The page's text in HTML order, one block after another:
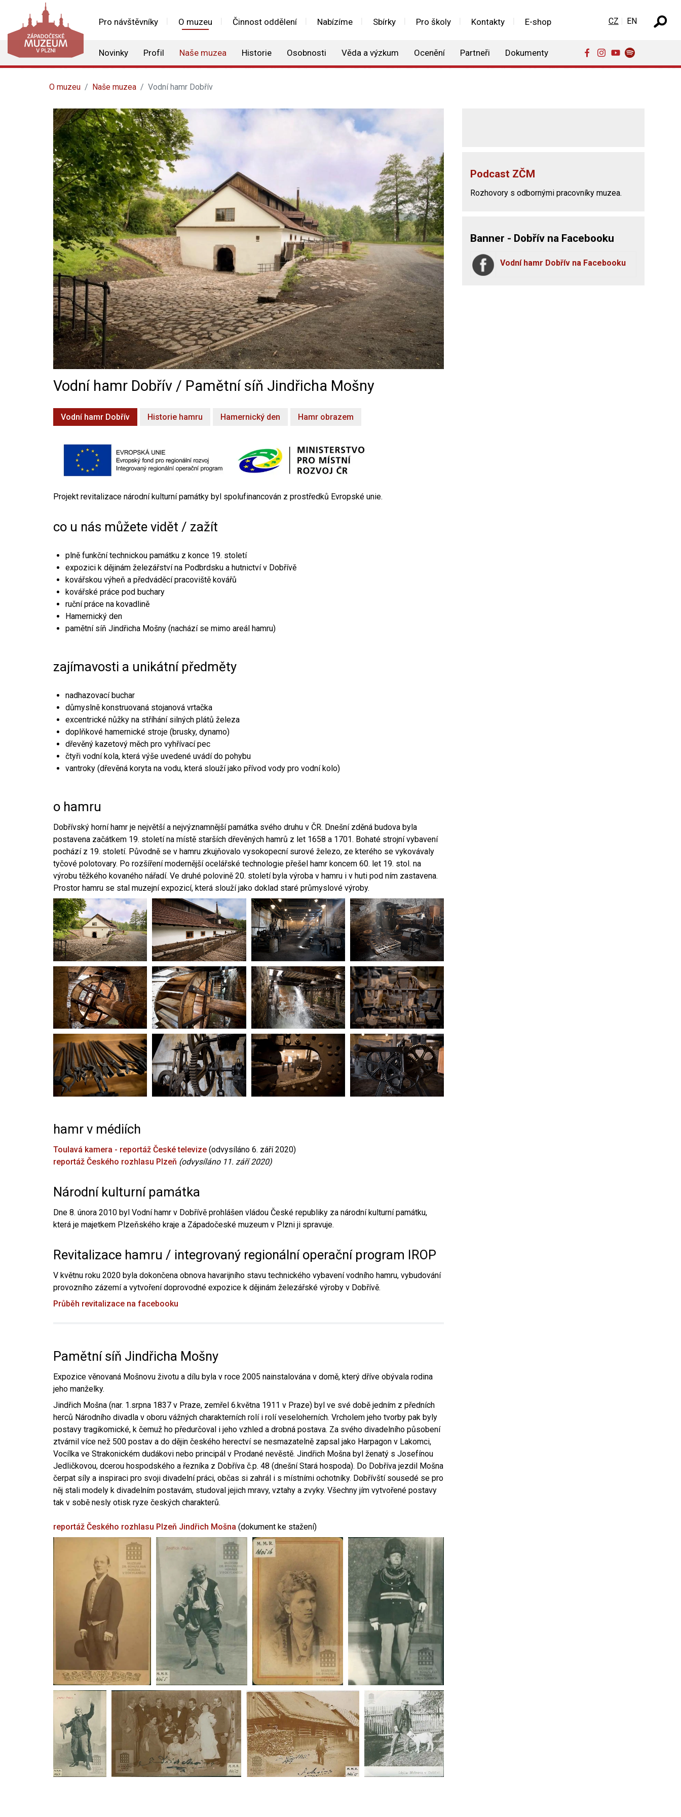
Pro návštěvníky O muzeu Činnost oddělení Nabízíme Sbírky Pro školy Kontakty E-shop
Novinky Profil Naše muzea Historie Osobnosti Věda a výzkum Ocenění Partneři Dokumenty
Zvolte jazyk
CZ EN
O muzeu Naše muzea Vodní hamr Dobřív
Vodní hamr Dobřív / Pamětní síň Jindřicha Mošny
Vodní hamr Dobřív Historie hamru Hamernický den Hamr obrazem
Projekt revitalizace národní kulturní památky byl spolufinancován z prostředků Evropské unie.
co u nás můžete vidět / zažít
plně funkční technickou památku z konce 19. století
expozici k dějinám železářství na Podbrdsku a hutnictví v Dobřívě
kovářskou výheň a předváděcí pracoviště kovářů
kovářské práce pod buchary
ruční práce na kovadlině
Hamernický den
pamětní síň Jindřicha Mošny (nachází se mimo areál hamru)
zajímavosti a unikátní předměty
nadhazovací buchar
důmyslně konstruovaná stojanová vrtačka
excentrické nůžky na stříhání silných plátů železa
doplňkové hamernické stroje (brusky, dynamo)
dřevěný kazetový měch pro vyhřívací pec
čtyři vodní kola, která výše uvedené uvádí do pohybu
vantroky (dřevěná koryta na vodu, která slouží jako přívod vody pro vodní kolo)
o hamru
Dobřívský horní hamr je největší a nejvýznamnější památka svého druhu v ČR. Dnešní zděná budova byla
postavena začátkem 19. století na místě starších dřevěných hamrů z let 1658 a 1701. Bohaté strojní vybavení
pochází z 19. století. Původně se v hamru zkujňovalo vysokopecní surové železo, ze kterého se vykovávaly
tyčové polotovary. Po rozšíření modernější ocelářské technologie přešel hamr koncem 60. let 19. stol. na
výrobu těžkého kovaného nářadí. Ve druhé polovině 20. století byla výroba v hamru i v huti pod ním zastavena.
Prostor hamru se stal muzejní expozicí, která slouží jako doklad staré průmyslové výroby.
hamr v médiích
Toulavá kamera - reportáž České televize (odvysíláno 6. září 2020)
reportáž Českého rozhlasu Plzeň (odvysíláno 11. září 2020)
Národní kulturní památka
Dne 8. února 2010 byl Vodní hamr v Dobřívě prohlášen vládou České republiky za národní kulturní památku,
která je majetkem Plzeňského kraje a Západočeské muzeum v Plzni ji spravuje.
Revitalizace hamru / integrovaný regionální operační program IROP
V květnu roku 2020 byla dokončena obnova havarijního stavu technického vybavení vodního hamru, vybudování
provozního zázemí a vytvoření doprovodné expozice k dějinám železářské výroby v Dobřívě.
Průběh revitalizace na facebooku
Pamětní síň Jindřicha Mošny
Expozice věnovaná Mošnovu životu a dílu byla v roce 2005 nainstalována v domě, který dříve obývala rodina
jeho manželky.
Jindřich Mošna (nar. 1.srpna 1837 v Praze, zemřel 6.května 1911 v Praze) byl ve své době jedním z předních
herců Národního divadla v oboru vážných charakterních rolí i rolí veseloherních. Vrcholem jeho tvorby pak byly
postavy tragikomické, k čemuž ho předurčoval i jeho vzhled a drobná postava. Za svého divadelního působení
ztvárnil více než 500 postav a do dějin českého herectví se nesmazatelně zapsal jako Harpagon v Lakomci,
Vocílka ve Strakonickém dudákovi nebo principál v Prodané nevěstě. Jindřich Mošna byl ženatý s Josefínou
Jedličkovou, dcerou hospodského a řezníka z Dobříva č.p. 48 (dnešní Stará hospoda). Do Dobříva jezdil Mošna
čerpat síly a inspiraci pro svoji divadelní práci, občas si zahrál i s místními ochotníky. Dobřívští sousedé se pro
něj stali modely k divadelním postavám, studoval jejich mravy, vztahy a zvyky. Všechny jím vytvořené postavy
tak v sobě nesly otisk ryze českých charakterů.
reportáž Českého rozhlasu Plzeň Jindřich Mošna (dokument ke stažení)
Podcast ZČM
Rozhovory s odbornými pracovníky muzea.
Banner - Dobřív na Facebooku
Vodní hamr Dobřív na Facebooku